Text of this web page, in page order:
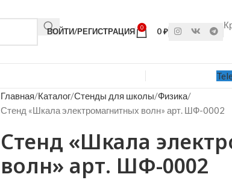
ВОЙТИ/РЕГИСТРАЦИЯ 0 0₽
Главная Каталог Стенды для школы Физика
Стенд «Шкала электромагнитных волн» арт. ШФ-0002
Стенд «Шкала
волн» арт. ШФ-0002